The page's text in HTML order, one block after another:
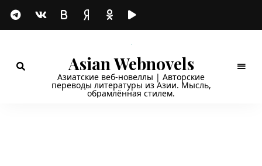
Asian Webnovels
Азиатские веб-новеллы | Авторские
переводы литературы из Азии. Мысль,
обрамлённая стилем.